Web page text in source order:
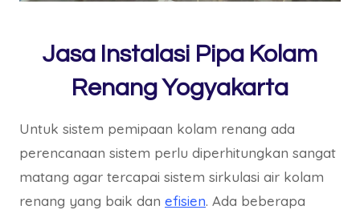
Jasa Instalasi Pipa Kolam
Renang Yogyakarta
Untuk sistem pemipaan kolam renang ada
perencanaan sistem perlu diperhitungkan sangat
matang agar tercapai sistem sirkulasi air kolam
renang yang baik dan efisien. Ada beberapa